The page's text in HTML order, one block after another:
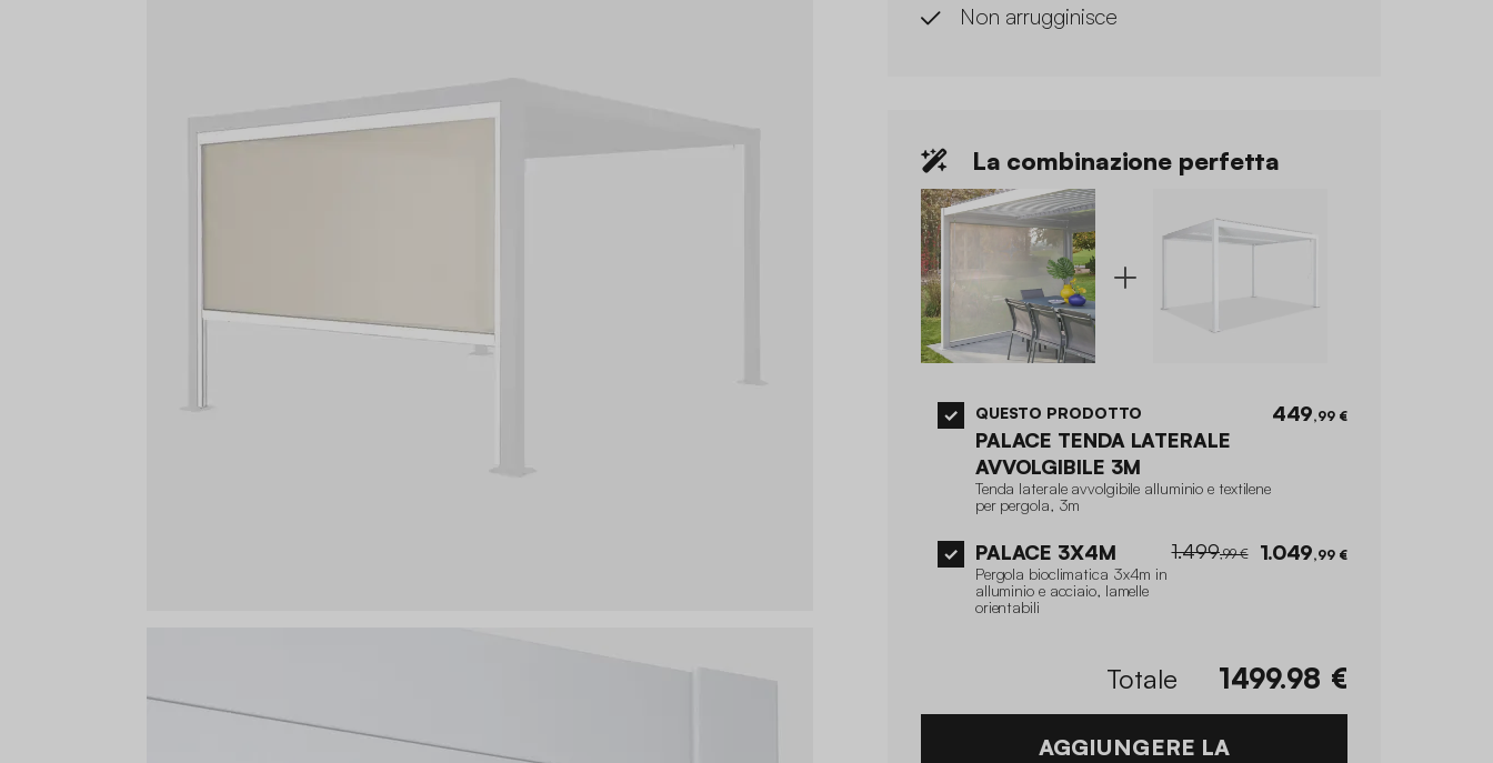
Non arrugginisce
La combinazione perfetta
QUESTO PRODOTTO
PALACE TENDA LATERALE
AVVOLGIBILE 3M
Tenda laterale avvolgibile alluminio e textilene
per pergola, 3m
449,99 €
PALACE 3X4M
Pergola bioclimatica 3x4m in
alluminio e acciaio, lamelle
orientabili
1.499,99 € 1.049,99 €
Totale 1499.98 €
AGGIUNGERE LA